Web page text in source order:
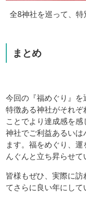
全8神社を巡って、特
まとめ
今回の『福めぐり』
特徴ある神社がそれ
ことでより達成感を
神社でご利益あるい
ます。福をめぐり、
んぐんと立ち昇らせて
皆様もぜひ、実際に
てさらに良い年にして